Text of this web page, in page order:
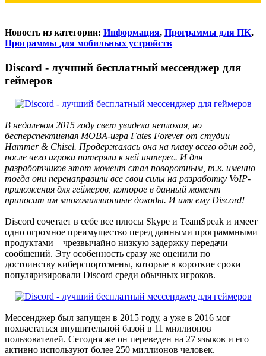
Новость из категории: Информация, Программы для ПК,
Программы для мобильных устройств
Discord - лучший бесплатный мессенджер для
геймеров
В недалеком 2015 году свет увидела неплохая, но
бесперспективная MOBA-игра Fates Forever от студии
Hammer & Chisel. Продержалась она на плаву всего один год,
после чего игроки потеряли к ней интерес. И для
разработчиков этот момент стал поворотным, т.к. именно
тогда они перенаправили все свои силы на разработку VoIP-
приложения для геймеров, которое в данный момент
приносит им многомиллионные доходы. И имя ему Discord!
Discord сочетает в себе все плюсы Skype и TeamSpeak и имеет
одно огромное преимущество перед данными программными
продуктами – чрезвычайно низкую задержку передачи
сообщений. Эту особенность сразу же оценили по
достоинству киберспортсмены, которые в короткие сроки
популяризировали Discord среди обычных игроков.
Мессенджер был запущен в 2015 году, а уже в 2016 мог
похвастаться внушительной базой в 11 миллионов
пользователей. Сегодня же он переведен на 27 языков и его
активно используют более 250 миллионов человек.